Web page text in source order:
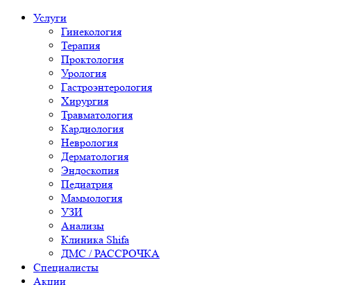
Услуги
Гинекология
Терапия
Проктология
Урология
Гастроэнтерология
Хирургия
Травматология
Кардиология
Неврология
Дерматология
Эндоскопия
Педиатрия
Маммология
УЗИ
Анализы
Клиника Shifa
ДМС / РАССРОЧКА
Специалисты
Акции